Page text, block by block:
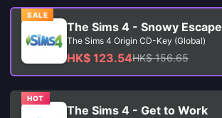
SALE
The Sims 4 - Snowy Escape
The Sims 4 Origin CD-Key (Global)
HK$ 123.54HK$ 156.65
HOT
The Sims 4 - Get to Work